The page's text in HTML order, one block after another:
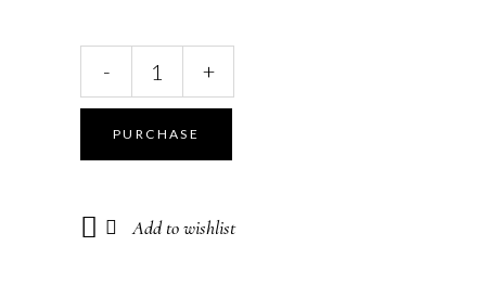
activado,
romero
y
quantity
- +
PURCHASE
Add to wishlist